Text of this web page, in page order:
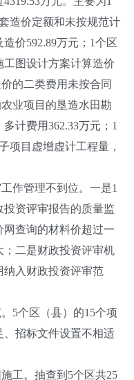
造价定额和未按规范计
价592.89万元；1个区
图设计方案计算造价
的二类费用未按合同
业项目的垦造水田勘
计费用362.33万元；1
项目虚增虚计工程量，
作管理不到位。一是1
资评审报告的质量监
查询的材料价超过一
二是财政投资评审机
纳入财政投资评审范
5个区（县）的15个项
、招标文件设置不相适
工。抽查到5个区共25